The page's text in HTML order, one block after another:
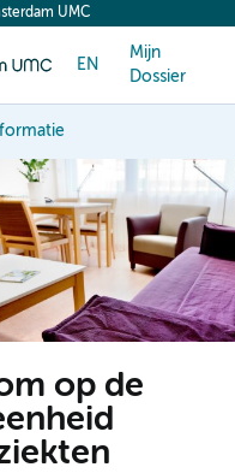
UMC
EN
Mijn
Dossier
op de